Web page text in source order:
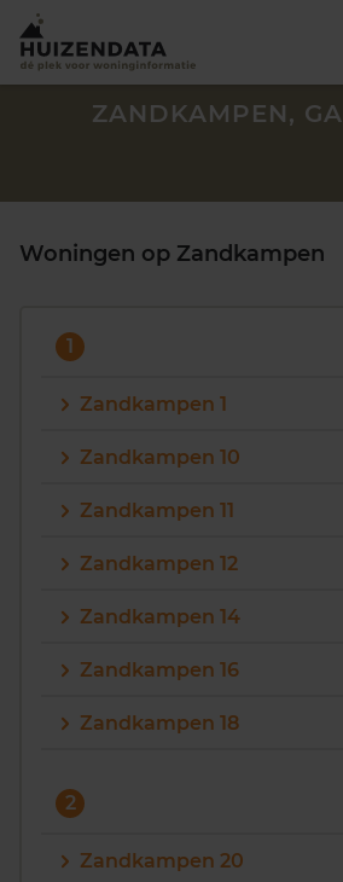
088 220 4200
Maandag t/m vrijdag - 08:00 -18:00
ZANDKAMPEN,
Woningen op Zandkampen
1
Zandkampen 1
Zandkampen 10
Zandkampen 11
Zandkampen 12
Zandkampen 14
Zandkampen 16
Zandkampen 18
2
Zandkampen 20